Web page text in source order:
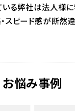
いる弊社は法人様
スピード感が断然違
お悩み事例